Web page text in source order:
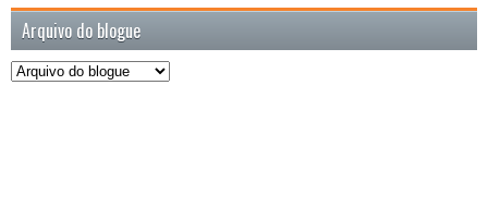
Arquivo do blogue